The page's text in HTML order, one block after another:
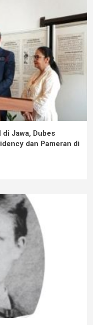
Jawa, Dubes
dan Pameran di